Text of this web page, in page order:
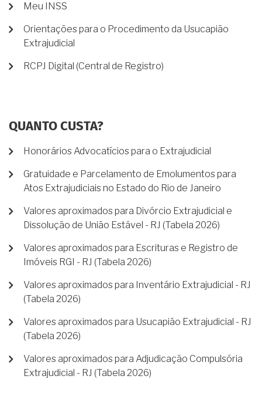
Meu INSS
Orientações para o Procedimento da Usucapião
Extrajudicial
RCPJ Digital (Central de Registro)
QUANTO CUSTA?
Honorários Advocatícios para o Extrajudicial
Gratuidade e Parcelamento de Emolumentos para
Atos Extrajudiciais no Estado do Rio de Janeiro
Valores aproximados para Divórcio Extrajudicial e
Dissolução de União Estável - RJ (Tabela 2026)
Valores aproximados para Escrituras e Registro de
Imóveis RGI - RJ (Tabela 2026)
Valores aproximados para Inventário Extrajudicial - RJ
(Tabela 2026)
Valores aproximados para Usucapião Extrajudicial - RJ
(Tabela 2026)
Valores aproximados para Adjudicação Compulsória
Extrajudicial - RJ (Tabela 2026)